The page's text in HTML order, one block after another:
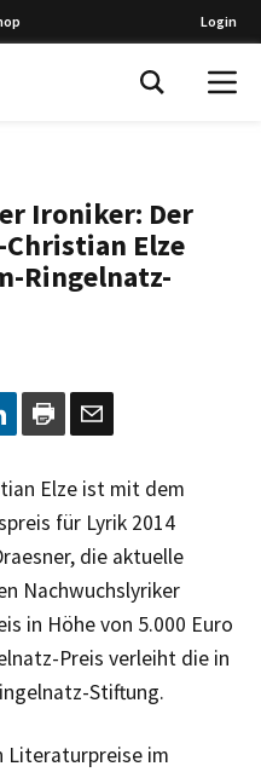
Login
Ironiker: Der
Elze
Ringelnatz-
Elze ist mit dem
für Lyrik 2014
die aktuelle
Nachwuchslyriker
in Höhe von 5.000 Euro
Preis verleiht die in
Stiftung.
Literaturpreise im